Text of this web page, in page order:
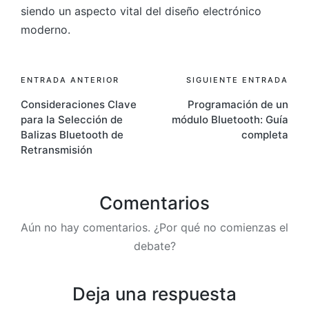
siendo un aspecto vital del diseño electrónico
moderno.
Navegación
de
entradas
ENTRADA ANTERIOR
Consideraciones Clave
para la Selección de
Balizas Bluetooth de
Retransmisión
SIGUIENTE ENTRADA
Programación de un
módulo Bluetooth: Guía
completa
Comentarios
Aún no hay comentarios. ¿Por qué no comienzas el
debate?
Deja una respuesta